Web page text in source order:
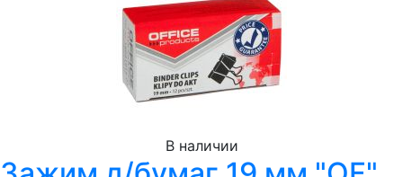
В наличии